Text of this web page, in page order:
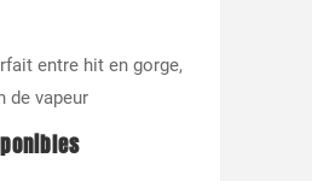
entre hit en gorge,
de vapeur